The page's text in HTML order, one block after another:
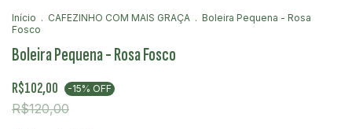
Início . CAFEZINHO COM MAIS GRAÇA . Boleira Pequena - Rosa
Fosco
Boleira Pequena - Rosa Fosco
R$102,00 -15% OFF
R$120,00